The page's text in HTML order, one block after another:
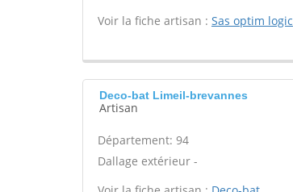
Voir la fiche artisan : Sas optim logic
Deco-bat Limeil-brevannes
Artisan
Département: 94
Dallage extérieur -